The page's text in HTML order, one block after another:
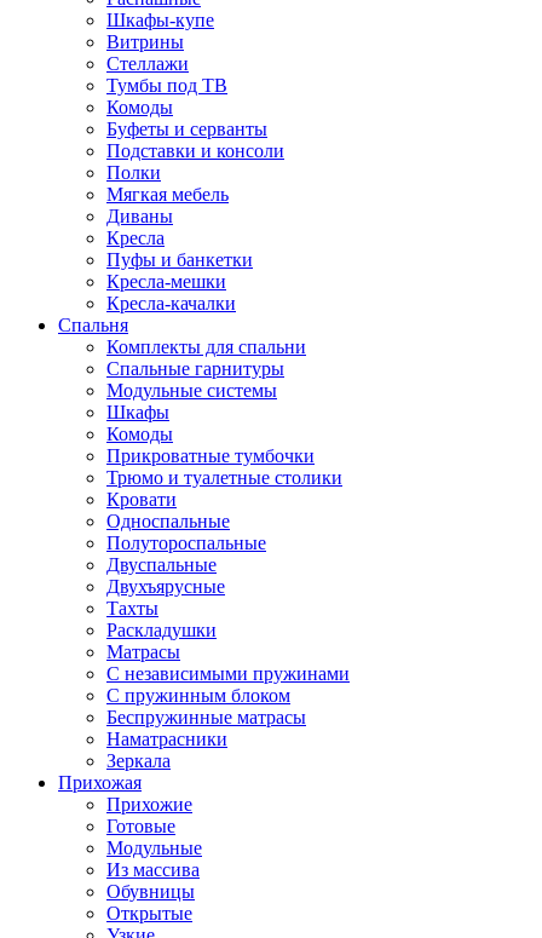
Шкафы-купе
Витрины
Стеллажи
Тумбы под ТВ
Комоды
Буфеты и серванты
Подставки и консоли
Полки
Мягкая мебель
Диваны
Кресла
Пуфы и банкетки
Кресла-мешки
Кресла-качалки
Спальня
Комплекты для спальни
Спальные гарнитуры
Модульные системы
Шкафы
Комоды
Прикроватные тумбочки
Трюмо и туалетные столики
Кровати
Односпальные
Полутороспальные
Двуспальные
Двухъярусные
Тахты
Раскладушки
Матрасы
С независимыми пружинами
С пружинным блоком
Беспружинные матрасы
Наматрасники
Зеркала
Прихожая
Прихожие
Готовые
Модульные
Из массива
Обувницы
Открытые